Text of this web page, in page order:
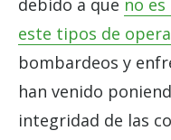
este tipos de
bombardeos y
han venido
integridad de las